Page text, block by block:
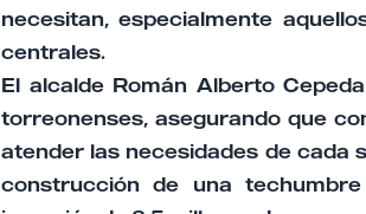
necesitan, especialmente
centrales.
El alcalde Román Alberto
torreonenses, asegurando que
atender las necesidades de cada
construcción de una